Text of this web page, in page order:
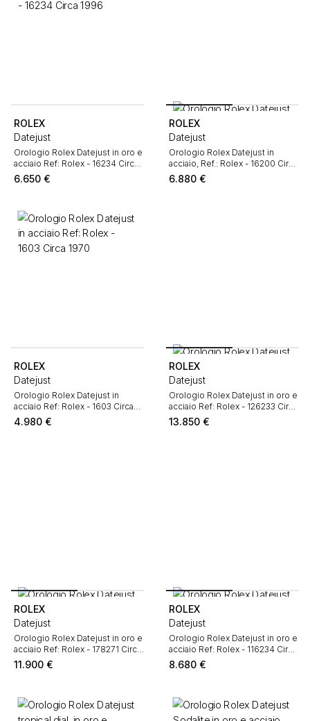
ROLEX
Datejust
Orologio Rolex Datejust in oro e
acciaio Ref: Rolex - 16234 Circa
1996
6.650 €
ROLEX
Datejust
Orologio Rolex Datejust in
acciaio, Ref.: Rolex - 16200 Circa
2001
6.880 €
ROLEX
Datejust
Orologio Rolex Datejust in
acciaio Ref: Rolex - 1603 Circa
1970
4.980 €
ROLEX
Datejust
Orologio Rolex Datejust in oro e
acciaio Ref: Rolex - 126233 Circa
2022
13.850 €
ROLEX
Datejust
Orologio Rolex Datejust in oro e
acciaio Ref: Rolex - 178271 Circa
2010
11.900 €
ROLEX
Datejust
Orologio Rolex Datejust in oro e
acciaio Ref: Rolex - 116234 Circa
2007
8.680 €